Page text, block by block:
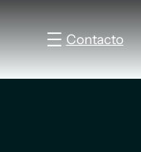
Contacto